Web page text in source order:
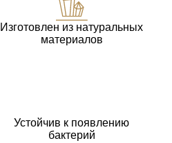
Изготовлен из натуральных
материалов
Устойчив к появлению
бактерий